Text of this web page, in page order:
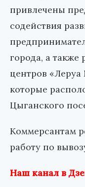
привлечены
содействия
города, а также
центров
которые
Цыганского
Коммерсантам
работу по
Наш канал в